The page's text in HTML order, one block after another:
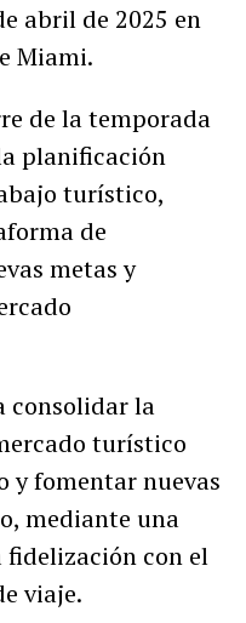
abril de 2025 en
Miami.
de la temporada
planificación
turístico,
de
metas y
consolidar la
turístico
y fomentar nuevas
mediante una
con el
viaje.